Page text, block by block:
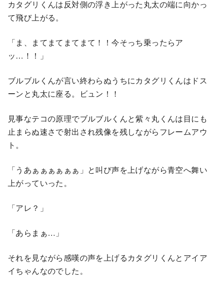
カタグリくんは反対側の浮き上がった丸太の端に向かっ
て⾶び上がる。
「ま、まてまてまてまて！！今そっち乗ったらア
ッ…！！」
ブルブルくんが⾔い終わらぬうちにカタグリくんはドス
ーンと丸太に座る。ビュン！！
⾒事なテコの原理でブルブルくんと紫々丸くんは⽬にも
⽌まらぬ速さで射出され残像を残しながらフレームアウ
ト。
「うあぁぁぁぁぁぁ」と叫び声を上げながら⻘空へ舞い
上がっていった。
「アレ？」
「あらまぁ…」
それを⾒ながら感嘆の声を上げるカタグリくんとアイア
イちゃんなのでした。